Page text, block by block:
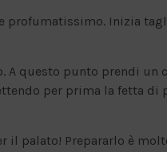
profumatissimo. Inizia
A questo punto prendi un
per prima la fetta di
il palato! Prepararlo è